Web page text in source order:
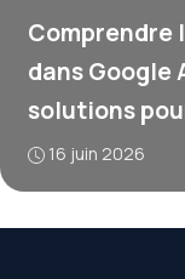
Comprendre
dans Google
solutions
16 juin 2026